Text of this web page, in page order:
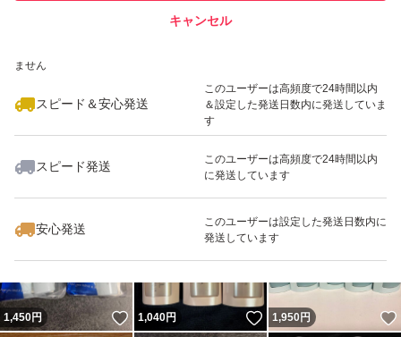
ません
スピード＆安心発送
このユーザーは高頻度で24時間以内
＆設定した発送日数内に発送していま
す
スピード発送
このユーザーは高頻度で24時間以内
に発送しています
安心発送
このユーザーは設定した発送日数内に
発送しています
キャンセル
いいね！
990
1,450円 いいね！
1,040円 いいね！
1,950円